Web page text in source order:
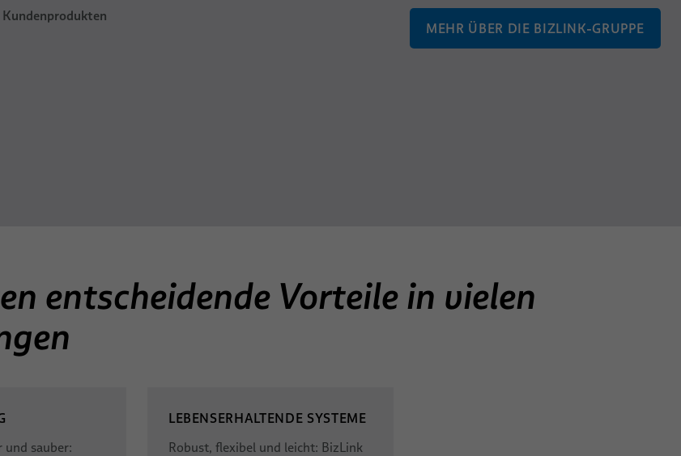
MEHR ÜBER DIE BIZLINK-GRUPPE
entscheidende Vorteile in vielen
und sauber:
LEBENSERHALTENDE SYSTEME
Robust, flexibel und leicht: BizLink